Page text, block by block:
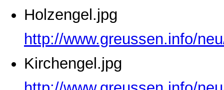
Holzengel.jpg
http://www.greussen.info/
Kirchengel.jpg